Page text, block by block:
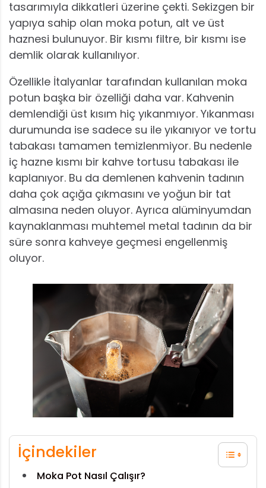
tasarımıyla dikkatleri üzerine çekti. Sekizgen bir
yapıya sahip olan moka potun, alt ve üst
haznesi bulunuyor. Bir kısmı filtre, bir kısmı ise
demlik olarak kullanılıyor.
Özellikle İtalyanlar tarafından kullanılan moka
potun başka bir özelliği daha var. Kahvenin
demlendiği üst kısım hiç yıkanmıyor. Yıkanması
durumunda ise sadece su ile yıkanıyor ve tortu
tabakası tamamen temizlenmiyor. Bu nedenle
iç hazne kısmı bir kahve tortusu tabakası ile
kaplanıyor. Bu da demlenen kahvenin tadının
daha çok açığa çıkmasını ve yoğun bir tat
almasına neden oluyor. Ayrıca alüminyumdan
kaynaklanması muhtemel metal tadının da bir
süre sonra kahveye geçmesi engellenmiş
oluyor.
İçindekiler
Moka Pot Nasıl Çalışır?